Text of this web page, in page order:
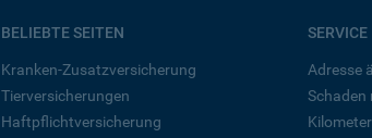
BELIEBTE SEITEN
Kranken-Zusatzversicherung
Tierversicherungen
Haftpflichtversicherung
SERVICE
Adresse
Schaden